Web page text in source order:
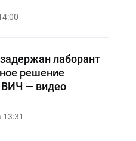
лаборант
решение
ВИЧ — видео
13:31